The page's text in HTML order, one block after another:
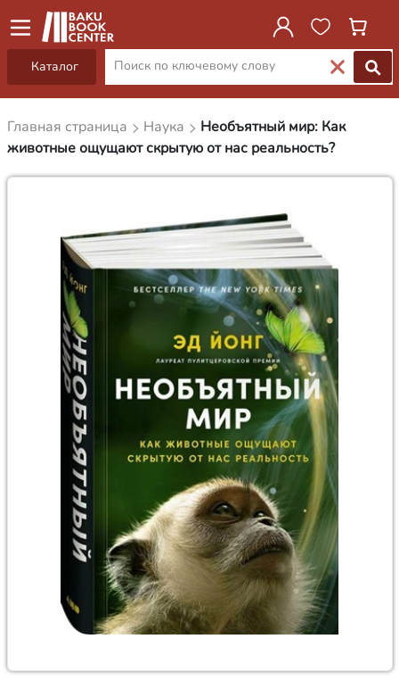
Каталог
Главная страница Наука
Необъятный мир: Как
животные ощущают скрытую от нас реальность?